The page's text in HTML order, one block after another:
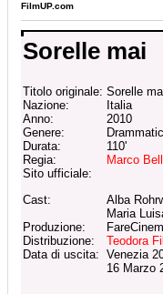
FilmUP.com
Sorelle mai
Titolo originale: Sorelle
Nazione:
Italia
Anno:
2010
Genere:
Durata:
110'
Regia:
Marco
Sito ufficiale:
Cast:
Alba
Maria
Produzione:
Distribuzione:
Teodora
Data di uscita: Venezia
16 Marzo